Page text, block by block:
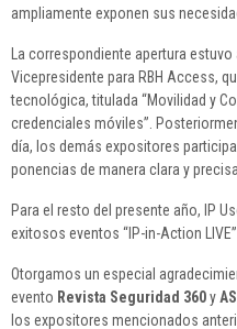
ampliamente exponen sus
La correspondiente apertura
Vicepresidente para RBH Access,
tecnológica, titulada “Movilidad y
credenciales móviles”.
día, los demás expositores
ponencias de manera clara y precisa.
Para el resto del presente año, IP
exitosos eventos “IP-in-Action
Otorgamos un especial
evento Revista Seguridad 360y
los expositores mencionados